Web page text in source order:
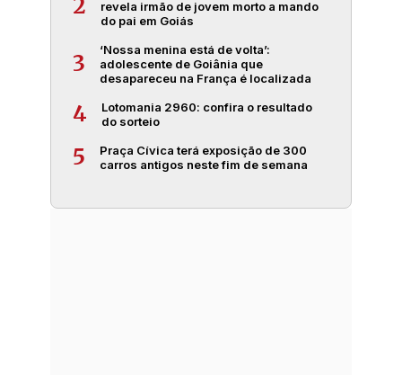
2
revela irmão de jovem morto a mando
do pai em Goiás
3
‘Nossa menina está de volta’:
adolescente de Goiânia que
desapareceu na França é localizada
4
Lotomania 2960: confira o resultado
do sorteio
5
Praça Cívica terá exposição de 300
carros antigos neste fim de semana